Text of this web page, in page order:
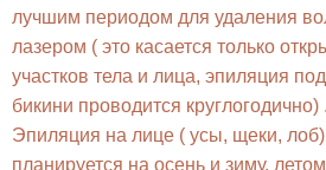
лучшим периодом для удаления
лазером ( это касается только
участков тела и лица, эпиляция
бикини проводится круглогодично) .
Эпиляция на лице ( усы, щеки, лоб)
планируется на осень и зиму,